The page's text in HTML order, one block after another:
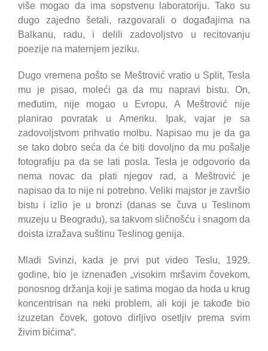
više mogao da ima sopstvenu laboratoriju. Tako su
dugo zajedno šetali, razgovarali o događajima na
Balkanu, radu, i delili zadovoljstvo u recitovanju
poezije na maternjem jeziku.
Dugo vremena pošto se Meštrović vratio u Split, Tesla
mu je pisao, moleći ga da mu napravi bistu. On,
međutim, nije mogao u Evropu, A Meštrović nije
planirao povratak u Ameriku. Ipak, vajar je sa
zadovoljstvom prihvatio molbu. Napisao mu je da ga
se tako dobro seća da će biti dovoljno da mu pošalje
fotografiju pa da se lati posla. Tesla je odgovorio da
nema novac da plati njegov rad, a Meštrović je
napisao da to nije ni potrebno. Veliki majstor je završio
bistu i izlio je u bronzi (danas se čuva u Teslinom
muzeju u Beogradu), sa takvom sličnošću i snagom da
doista izražava suštinu Teslinog genija.
Mladi Svinzi, kada je prvi put video Teslu, 1929.
godine, bio je iznenađen „visokim mršavim čovekom,
ponosnog držanja koji je satima mogao da hoda u krug
koncentrisan na neki problem, ali koji je takođe bio
izuzetan čovek, gotovo dirljivo osetljiv prema svim
živim bićima“.